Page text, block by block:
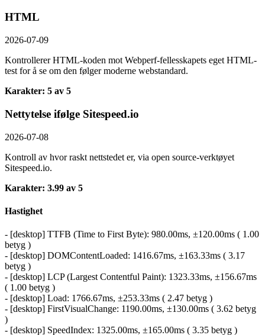
HTML
2026-07-09
Kontrollerer HTML-koden mot Webperf-fellesskapets eget HTML-
test for å se om den følger moderne webstandard.
Karakter: 5 av 5
Nettytelse ifølge Sitespeed.io
2026-07-08
Kontroll av hvor raskt nettstedet er, via open source-verktøyet
Sitespeed.io.
Karakter: 3.99 av 5
Hastighet
- [desktop] TTFB (Time to First Byte): 980.00ms, ±120.00ms ( 1.00
betyg )
- [desktop] DOMContentLoaded: 1416.67ms, ±163.33ms ( 3.17
betyg )
- [desktop] LCP (Largest Contentful Paint): 1323.33ms, ±156.67ms
( 1.00 betyg )
- [desktop] Load: 1766.67ms, ±253.33ms ( 2.47 betyg )
- [desktop] FirstVisualChange: 1190.00ms, ±130.00ms ( 3.62 betyg
)
- [desktop] SpeedIndex: 1325.00ms, ±165.00ms ( 3.35 betyg )